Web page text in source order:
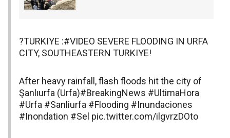
?TURKIYE :#VIDEO SEVERE FLOODING IN URFA
CITY, SOUTHEASTERN TURKIYE!
After heavy rainfall, flash floods hit the city of
Şanlıurfa (Urfa)#BreakingNews #UltimaHora
#Urfa #Sanliurfa #Flooding #Inundaciones
#Inondation #Sel pic.twitter.com/ilgvrzDOto